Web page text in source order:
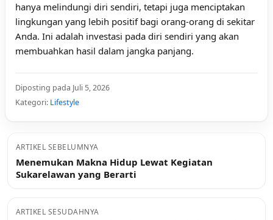
hanya melindungi diri sendiri, tetapi juga menciptakan
lingkungan yang lebih positif bagi orang-orang di sekitar
Anda. Ini adalah investasi pada diri sendiri yang akan
membuahkan hasil dalam jangka panjang.
Diposting pada Juli 5, 2026
Kategori: Lifestyle
ARTIKEL SEBELUMNYA
Menemukan Makna Hidup Lewat Kegiatan
Sukarelawan yang Berarti
ARTIKEL SESUDAHNYA